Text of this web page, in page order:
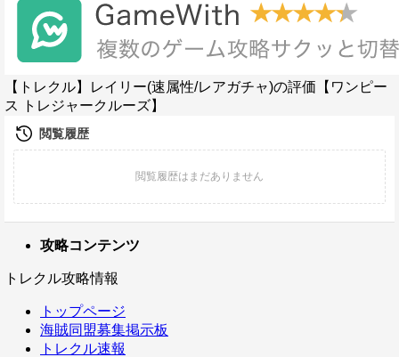
【トレクル】レイリー(速属性/レアガチャ)の評価【ワンピー
ス トレジャークルーズ】
攻略コンテンツ
トレクル攻略情報
トップページ
海賊同盟募集掲示板
トレクル速報